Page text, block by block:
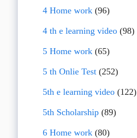
4 Home work(96)
4 th e learning video(98)
5 Home work(65)
5 th Onlie Test(252)
5th e learning video(122)
5th Scholarship(89)
6 Home work(80)